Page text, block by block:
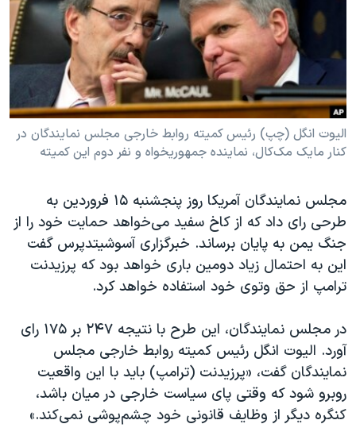
فرهنگ و زندگی
حقوق شهروندی
اقتصادی
علم و فناوری
اسرائیل در جنگ
گالری عکس
مستندها
انتخابات ریاست جمهوری آمریکا ۲۰۲۴
حمله جمهوری اسلامی به اسرائیل
رمز مهسا
ورزش زنان در ایران
اعتراضات زن، زندگی، آزادی
تریبونال مردمی آبان ۹۸
دادگاه حمید نوری
چهل سال گروگان‌گیری
اعتراضات مردمی آبان ۹۸
اسرائیل در جنگ
نرگس محمدی برنده جایزه نوبل صلح
همایش محافظه‌کاران آمریکا «سی‌پک»
دنبال کنید
زبانهای مختلف
الیوت انگل (چپ) رئیس کمیته روابط خارجی مجلس نمایندگان در
کنار مایک مک‌کال، نماینده جمهوریخواه و نفر دوم این کمیته
مجلس نمایندگان آمریکا روز پنجشنبه ۱۵ فروردین به
طرحی رای داد که از کاخ سفید می‌خواهد حمایت خود را از
جنگ یمن به پایان برساند. خبرگزاری آسوشیتدپرس گفت
این به احتمال زیاد دومین باری خواهد بود که پرزیدنت
ترامپ از حق وتوی خود استفاده خواهد کرد.
در مجلس نمایندگان، این طرح با نتیجه ۲۴۷ بر ۱۷۵ رای
آورد. الیوت انگل رئیس کمیته روابط خارجی مجلس
نمایندگان گفت، «پرزیدنت (ترامپ) باید با این واقعیت
روبرو شود که وقتی پای سیاست خارجی در میان باشد،
کنگره دیگر از وظایف قانونی خود چشم‌پوشی نمی‌کند.»